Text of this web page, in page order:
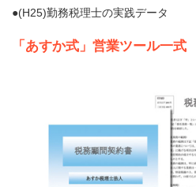
●(H25)勤務税理士の実践データ
「あすか式」営業ツール一式